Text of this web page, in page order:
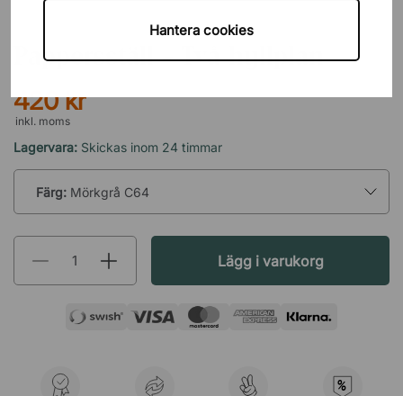
Hantera cookies
Pappersställ - Två hyllplan
420 kr
inkl. moms
Lagervara: Skickas inom 24 timmar
Färg: Mörkgrå C64
Lägg i varukorg
%